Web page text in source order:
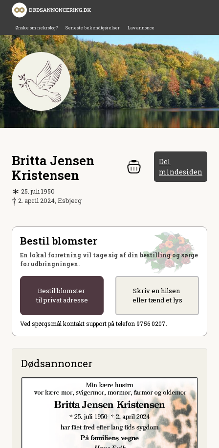
Ønske om nekrolog? Seneste bekendtgørelser Lav annonce
Britta Jensen
Kristensen
Del
mindesiden
25. juli 1950
2. april 2024, Esbjerg
Bestil blomster
En lokal forretning vil tage sig af din bestilling og sørge
for udbringningen.
Bestil blomster
til privat adresse
Skriv en hilsen
eller tænd et lys
Ved spørgsmål kontakt support på telefon 9756 0207.
Dødsannoncer